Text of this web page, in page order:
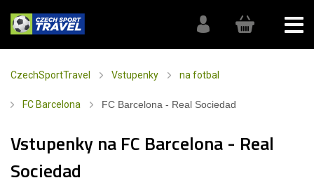
CzechSportTravel Vstupenky na fotbal
FC Barcelona FC Barcelona - Real Sociedad
Vstupenky na FC Barcelona - Real
Sociedad